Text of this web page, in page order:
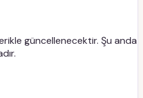
güncellenecektir. Şu anda